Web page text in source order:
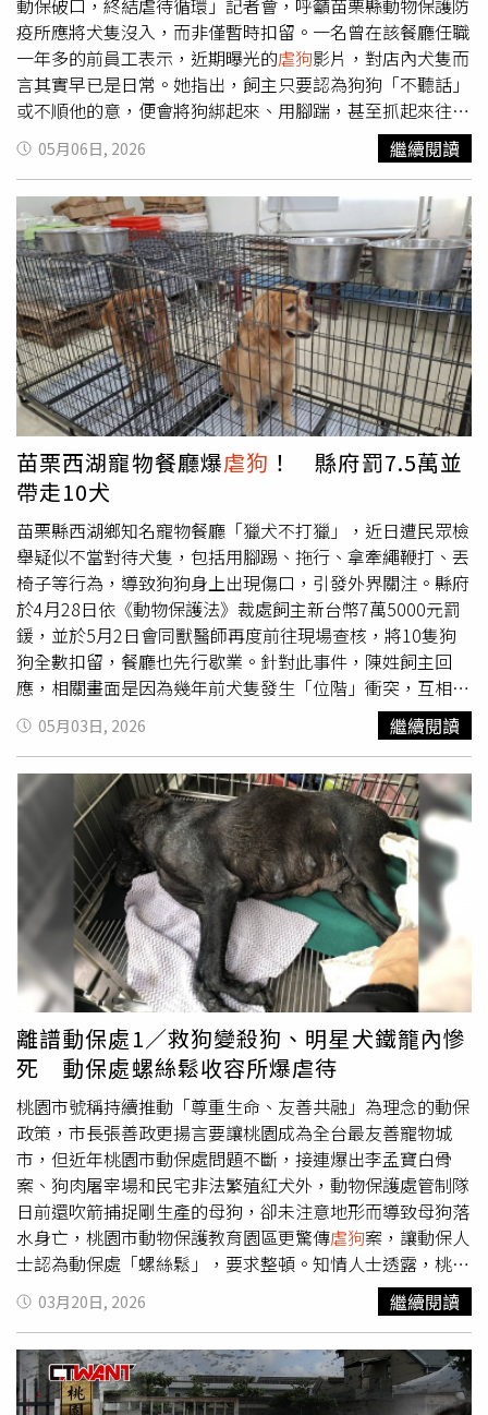
將按隻從重量處，每隻裁處最高額7萬5000元罰鍰，合計裁
罰15萬元。被射中的犬隻仍在治療觀察中。（圖／翻攝畫
面）
動保破口，終結虐待循環」記者會，呼籲苗栗縣動物保護防
疫所應將犬隻沒入，而非僅暫時扣留。一名曾在該餐廳任職
一年多的前員工表示，近期曝光的虐狗影片，對店內犬隻而
言其實早已是日常。她指出，飼主只要認為狗狗「不聽話」
或不順他的意，便會將狗綁起來、用腳踹，甚至抓起來往牆
上摔，導致部分犬隻當場屎尿失禁。她坦言，自己因長期目
睹相關情況，後續甚至接受心理諮商，並感嘆人遇到痛苦時
至少還能開口求救，但狗狗不會說話，只能默默承受。對
此，郭昱晴說明，該間寵物餐廳對犬隻施虐情況已長達2至3
年，雖目前苗栗縣動物保護防疫所已將犬隻扣留，但外界仍
擔憂犬隻後續是否可能被交還原飼主。此案存在兩大問題。
郭昱晴說，首先，現行虐待動物刑責仍過低，難以形成嚇阻
效果；其次，現行針對相關場所的3年一次評鑑制度，也無
法即時反映實際飼養狀況。她強調，這些犬隻在過去疑遭椅
子砸傷、抓起來重摔，甚至身上還出現刀傷，若相關單位未
能及時介入，虐待情況恐怕不會停止。郭昱晴也質疑飼主是
否具備照顧犬隻的能力。她提及，受虐犬的飼主過去曾對外
募款，不僅涉及違反《公益勸募條例》，也反映其本身可能
缺乏足夠能力飼養與照顧這些犬隻。吳沛憶指出，此次案件
目前僅裁罰7萬5000元，但依據《動物保護法》第30條規
定，可採「按次、按隻處罰」，認為苗栗縣政府應更審慎看
待此案。她強調，若裁罰過輕、輕輕放過，未來恐難以對飼
主惡意虐待動物行為形成有效嚇阻，也可能讓類似事件一再
發生。陳光軒則呼籲苗栗縣動防所，不應僅止於扣留犬隻，
而應依法進一步進行沒入程序，後續才能開放一般民眾認
養，讓犬隻徹底脫離原本的惡劣環境。針對近期虐待動物事
件，農業部動物保護司副司長陳中興回應，愛護動物應成為
全民日常生活中的基本習慣，因此已將《動保法》修正草案
送進立法院，針對傷害及虐待動物行為，提高相關罰則與刑
責，希望未來不再發生「不尊重生命、欺凌動物」的事件。
05月06日, 2026 繼續閱讀
苗栗西湖寵物餐廳爆虐狗 ！ 縣府罰7.5萬並
帶走10犬
苗栗縣西湖鄉知名寵物餐廳「獵犬不打獵」，近日遭民眾檢
舉疑似不當對待犬隻，包括用腳踢、拖行、拿牽繩鞭打、丟
椅子等行為，導致狗狗身上出現傷口，引發外界關注。縣府
於4月28日依《動物保護法》裁處飼主新台幣7萬5000元罰
鍰，並於5月2日會同獸醫師再度前往現場查核，將10隻狗
狗全數扣留，餐廳也先行歇業。針對此事件，陳姓飼主回
應，相關畫面是因為幾年前犬隻發生「位階」衝突，互相撕
咬情況相當激烈，他為了即時分開狗狗，才會採取較大動
作，過程中沒有犬隻受傷，而這些影片似是前妻在爭取女兒
撫養權時提供給社工的資料，被刻意剪輯後流出。不過，陳
姓飼主也承認處置方式不當，也為此事致歉，強調自己的本
意不是要傷害犬隻。苗栗縣政府則說明，有民眾於4月1日提
供檢舉影像，畫面涵蓋112年至114年間，時間分別為112年
8月及114年6月、7月、8月共4段紀錄，相關影像內容顯
示，飼主對犬隻有拖行、牽繩鞭打、丟擲物品及腳踢等行
為，已逾越合理管教範圍。縣府動物防疫所指出，此案件行
為並非單一事件，而是長期累積之影像事證。另於114年12
月，行為人家屬曾向台中市動物保護機關通報相關「誤傷」
情形，並由當地機關依法裁處。動防所表示，115年1月19
日首度前往現場查核，當時犬隻外觀及臨床狀況未見明顯異
常；4月2日再度現勘，針對新增檢舉影片進行回溯調查，犬
隻健康情形仍未出現異狀。經勘驗綜合影像內容與行為態樣
研判，相關管教方式已具持續性與不當性，違反《動物保護
法》第5條規定，因此在4月28日完成裁罰並命限期改善。
考量到動物安全及後續照護風險，動防所於5月2日再次進場
查核，除逐隻掃描晶片，並由獸醫師進行初步健康檢查。為
避免犬隻持續暴露於不當對待環境，已依《行政執行法》第
36條採取緊急安置措施，將現場犬隻全數扣留，先行送至苗
栗縣動物保護教育園區（收容所）安置，並視醫療量能分批
安排至特約動物醫院進行血液、影像及行為壓力評估。苗栗
縣政府強調，動物保護案件將依事證嚴謹認定，不以外觀是
否有明顯傷勢為唯一判斷標準。後續將依醫療檢查及行為評
估結果，釐清犬隻受傷與受壓情形，如符合相關要件，將依
法辦理沒入及後續安置，持續維護動物福祉。
05月03日, 2026 繼續閱讀
離譜動保處1／救狗變殺狗、明星犬鐵籠內慘
死 動保處螺絲鬆收容所爆虐待
桃園市號稱持續推動「尊重生命、友善共融」為理念的動保
政策，市長張善政更揚言要讓桃園成為全台最友善寵物城
市，但近年桃園市動保處問題不斷，接連爆出李孟寶白骨
案、狗肉屠宰場和民宅非法繁殖紅犬外，動物保護處管制隊
日前還吹箭捕捉剛生產的母狗，卻未注意地形而導致母狗落
水身亡，桃園市動物保護教育園區更驚傳虐狗案，讓動保人
士認為動保處「螺絲鬆」，要求整頓。知情人士透露，桃園
市動保處內部管理混亂，處長王得吉對處內同仁「管不動、
叫不來」導致問題叢生，對於家犬絕育案極度拖延外，還有
大批犬隻登記桃園動保處晶片，明明未絕育卻登記成已絕
育，且犬隻誘捕和絕育手術品質不佳，有狗兒還沒絕育，卻
被醫院判定已絕育後剪耳原放，犬隻遭誘捕致死更頻頻發
03月20日, 2026 繼續閱讀